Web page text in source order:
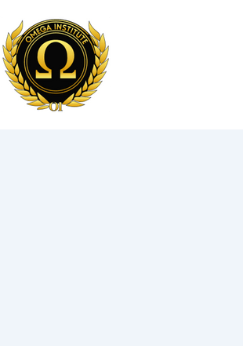
to
content